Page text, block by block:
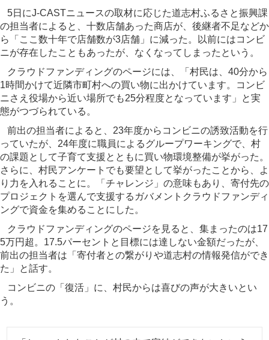
5日にJ-CASTニュースの取材に応じた道志村ふるさと振興課
の担当者によると、十数店舗あった商店が、後継者不足などか
ら「ここ数十年で店舗数が3店舗」に減った。以前にはコンビ
ニが存在したこともあったが、なくなってしまったという。
クラウドファンディングのページには、「村民は、40分から
1時間かけて近隣市町村への買い物に出かけています。コンビ
ニさえ役場から近い場所でも25分程度となっています」と実
態がつづられている。
前出の担当者によると、23年度からコンビニの誘致活動を行
っていたが、24年度に職員によるグループワーキングで、村
の課題として子育て支援とともに買い物環境整備が挙がった。
さらに、村民アンケートでも要望として挙がったことから、よ
り力を入れることに。「チャレンジ」の意味もあり、寄付先の
プロジェクトを選んで支援するガバメントクラウドファンディ
ングで資金を集めることにした。
クラウドファンディングのページを見ると、集まったのは17
5万円超。17.5パーセントと目標には達しない金額だったが、
前出の担当者は「寄付者との繋がりや道志村の情報発信ができ
た」と話す。
コンビニの「復活」に、村民からは喜びの声が大きいとい
う。